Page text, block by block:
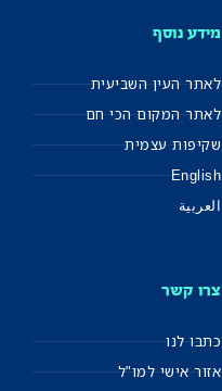
מידע נוסף
לאתר העין השביעית
לאתר המקום הכי חם
שקיפות עצמית
English
العربية
צרו קשר
כתבו לנו
אזור אישי למו"ל